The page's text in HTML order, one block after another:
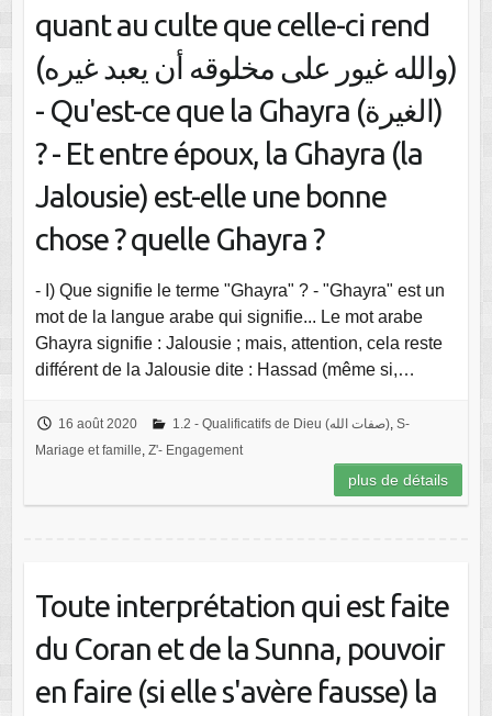
quant au culte que celle-ci rend
(والله غيور على مخلوقه أن يعبد غيره)
- Qu'est-ce que la Ghayra (الغيرة)
? - Et entre époux, la Ghayra (la
Jalousie) est-elle une bonne
chose ? quelle Ghayra ?
- I) Que signifie le terme "Ghayra" ? - "Ghayra" est un
mot de la langue arabe qui signifie... Le mot arabe
Ghayra signifie : Jalousie ; mais, attention, cela reste
différent de la Jalousie dite : Hassad (même si,…
16 août 2020 1.2 - Qualificatifs de Dieu (صفات الله), S-
Mariage et famille, Z'- Engagement
plus de détails
Toute interprétation qui est faite
du Coran et de la Sunna, pouvoir
en faire (si elle s'avère fausse) la